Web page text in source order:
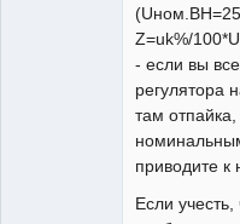
Z=uk%/
- если вы
регулятора
там
приводите
Если